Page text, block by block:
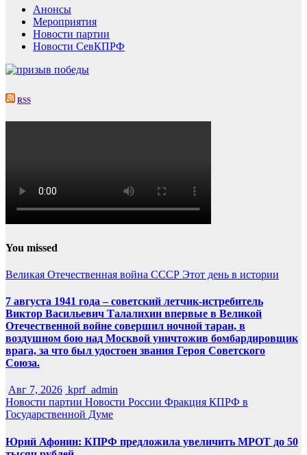
Анонсы
Мероприятия
Новости партии
Новости СевКПРФ
RSS
You missed
Великая Отечественная война СССР Этот день в истории
7 августа 1941 года – советский летчик-истребитель
Виктор Васильевич Талалихин впервые в Великой
Отечественной войне совершил ночной таран, в
воздушном бою над Москвой уничтожив бомбардировщик
врага, за что был удостоен звания Героя Советского
Союза.
Авг 7, 2026 kprf_admin
Новости партии Новости России Фракция КПРФ в
Государственной Думе
Юрий Афонин: КПРФ предложила увеличить МРОТ до 50